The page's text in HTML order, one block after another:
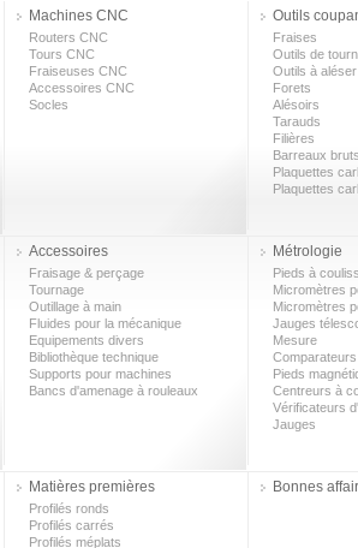
Machines CNC
Routers CNC
Tours CNC
Fraiseuses CNC
Accessoires CNC
Socles
Outils
Fraises
Outils de
Outils à aléser
Forets
Alésoirs
Tarauds
Filières
Barreaux
Plaquettes
Plaquettes
Accessoires
Fraisage & perçage
Tournage
Outillage à main
Fluides pour la mécanique
Equipements divers
Bibliothèque technique
Supports pour machines
Bancs d'amenage à rouleaux
Métrologie
Pieds à
Micromètres
Micromètres
Jauges
Mesure
Comparateurs
Pieds
Centreurs à
Vérificateurs
Jauges
Matières premières
Profilés ronds
Profilés carrés
Profilés méplats
Bonnes